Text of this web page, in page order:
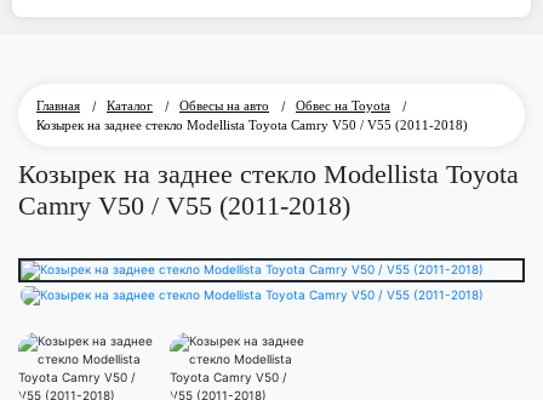
Главная / Каталог / Обвесы на авто / Обвес на Toyota
/
Козырек на заднее стекло Modellista Toyota Camry V50 / V55 (2011-2018)
Козырек на заднее стекло Modellista Toyota
Camry V50 / V55 (2011-2018)